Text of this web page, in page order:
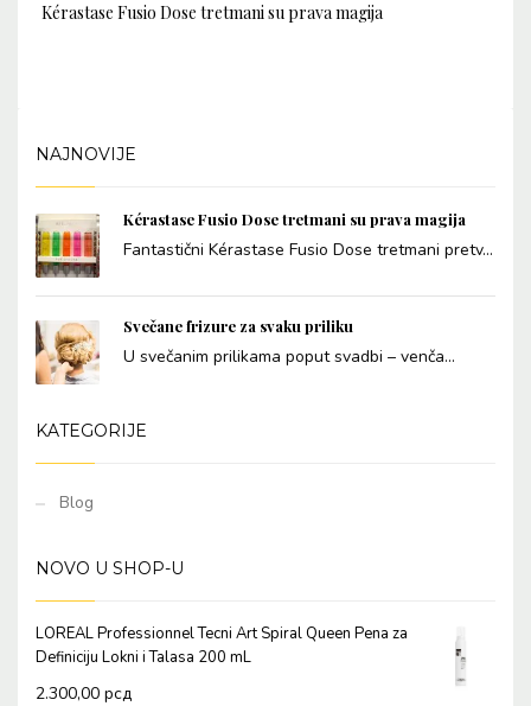
Kérastase Fusio Dose tretmani su prava magija
NAJNOVIJE
Kérastase Fusio Dose tretmani su prava magija
Fantastični Kérastase Fusio Dose tretmani pretv...
Svečane frizure za svaku priliku
U svečanim prilikama poput svadbi – venča...
KATEGORIJE
Blog
NOVO U SHOP-U
LOREAL Professionnel Tecni Art Spiral Queen Pena za
Definiciju Lokni i Talasa 200 mL
2.300,00 рсд